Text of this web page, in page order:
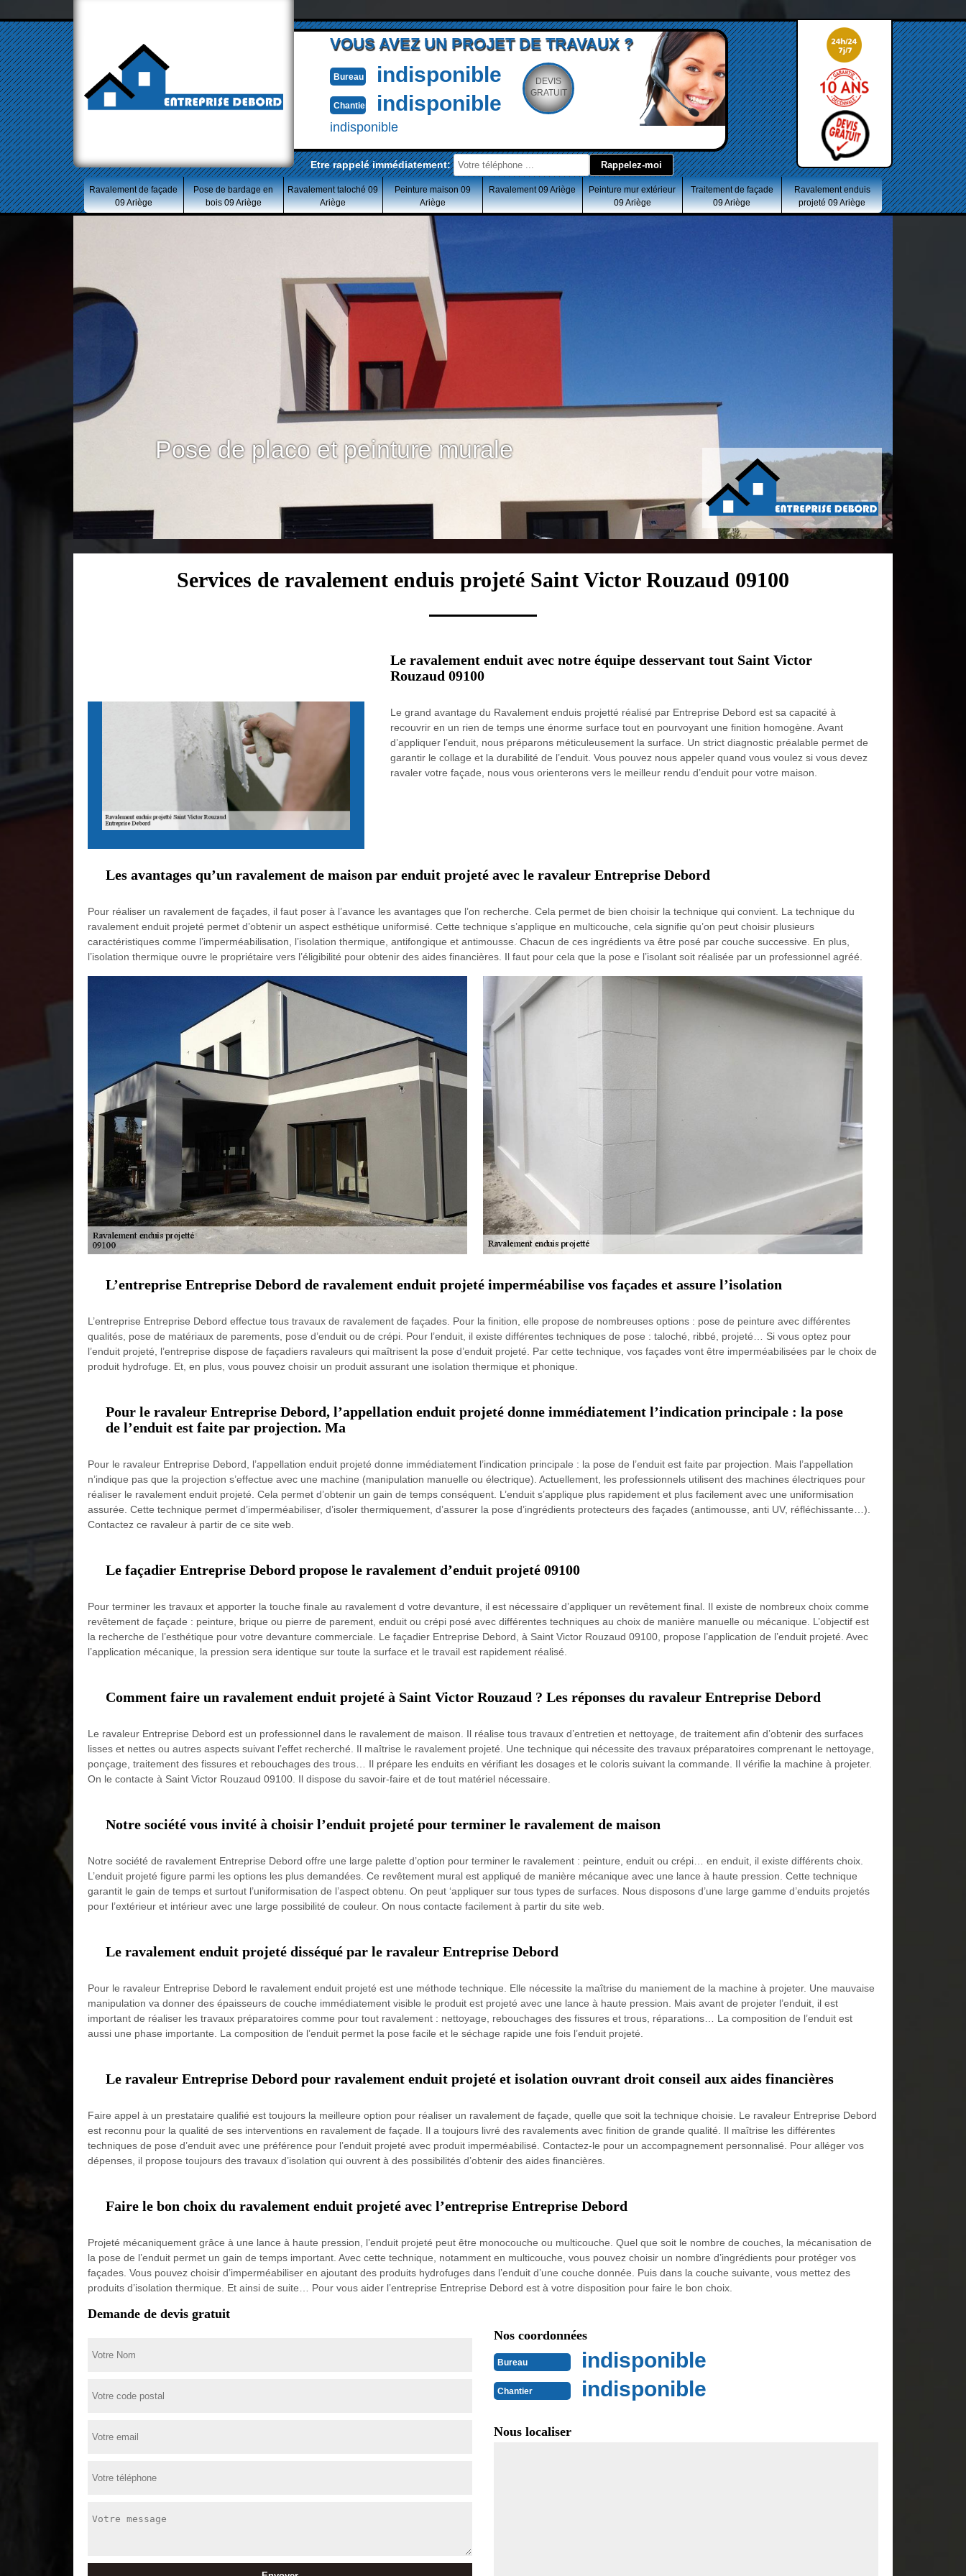
VOUS AVEZ UN PROJET DE TRAVAUX ?
Bureau indisponible
Chantier indisponible
indisponible
DEVIS
GRATUIT
Etre rappelé immédiatement:
Ravalement de façade
09 Ariège
Pose de bardage en
bois 09 Ariège
Ravalement taloché 09
Ariège
Peinture maison 09
Ariège
Ravalement 09 Ariège
Peinture mur extérieur
09 Ariège
Traitement de façade
09 Ariège
Ravalement enduis
projeté 09 Ariège
Pose de placo et peinture murale
Services de ravalement enduis projeté Saint Victor Rouzaud 09100
Le ravalement enduit avec notre équipe desservant tout Saint Victor
Rouzaud 09100
Le grand avantage du Ravalement enduis projetté réalisé par Entreprise Debord est sa capacité à
recouvrir en un rien de temps une énorme surface tout en pourvoyant une finition homogène. Avant
d’appliquer l’enduit, nous préparons méticuleusement la surface. Un strict diagnostic préalable permet de
garantir le collage et la durabilité de l’enduit. Vous pouvez nous appeler quand vous voulez si vous devez
ravaler votre façade, nous vous orienterons vers le meilleur rendu d’enduit pour votre maison.
Les avantages qu’un ravalement de maison par enduit projeté avec le ravaleur Entreprise Debord
Pour réaliser un ravalement de façades, il faut poser à l’avance les avantages que l’on recherche. Cela permet de bien choisir la technique qui convient. La technique du
ravalement enduit projeté permet d’obtenir un aspect esthétique uniformisé. Cette technique s’applique en multicouche, cela signifie qu’on peut choisir plusieurs
caractéristiques comme l’imperméabilisation, l’isolation thermique, antifongique et antimousse. Chacun de ces ingrédients va être posé par couche successive. En plus,
l’isolation thermique ouvre le propriétaire vers l’éligibilité pour obtenir des aides financières. Il faut pour cela que la pose e l’isolant soit réalisée par un professionnel agréé.
L’entreprise Entreprise Debord de ravalement enduit projeté imperméabilise vos façades et assure l’isolation
L’entreprise Entreprise Debord effectue tous travaux de ravalement de façades. Pour la finition, elle propose de nombreuses options : pose de peinture avec différentes
qualités, pose de matériaux de parements, pose d’enduit ou de crépi. Pour l’enduit, il existe différentes techniques de pose : taloché, ribbé, projeté… Si vous optez pour
l’enduit projeté, l’entreprise dispose de façadiers ravaleurs qui maîtrisent la pose d’enduit projeté. Par cette technique, vos façades vont être imperméabilisées par le choix de
produit hydrofuge. Et, en plus, vous pouvez choisir un produit assurant une isolation thermique et phonique.
Pour le ravaleur Entreprise Debord, l’appellation enduit projeté donne immédiatement l’indication principale : la pose
de l’enduit est faite par projection. Ma
Pour le ravaleur Entreprise Debord, l’appellation enduit projeté donne immédiatement l’indication principale : la pose de l’enduit est faite par projection. Mais l’appellation
n’indique pas que la projection s’effectue avec une machine (manipulation manuelle ou électrique). Actuellement, les professionnels utilisent des machines électriques pour
réaliser le ravalement enduit projeté. Cela permet d’obtenir un gain de temps conséquent. L’enduit s’applique plus rapidement et plus facilement avec une uniformisation
assurée. Cette technique permet d’imperméabiliser, d’isoler thermiquement, d’assurer la pose d’ingrédients protecteurs des façades (antimousse, anti UV, réfléchissante…).
Contactez ce ravaleur à partir de ce site web.
Le façadier Entreprise Debord propose le ravalement d’enduit projeté 09100
Pour terminer les travaux et apporter la touche finale au ravalement d votre devanture, il est nécessaire d’appliquer un revêtement final. Il existe de nombreux choix comme
revêtement de façade : peinture, brique ou pierre de parement, enduit ou crépi posé avec différentes techniques au choix de manière manuelle ou mécanique. L’objectif est
la recherche de l’esthétique pour votre devanture commerciale. Le façadier Entreprise Debord, à Saint Victor Rouzaud 09100, propose l’application de l’enduit projeté. Avec
l’application mécanique, la pression sera identique sur toute la surface et le travail est rapidement réalisé.
Comment faire un ravalement enduit projeté à Saint Victor Rouzaud ? Les réponses du ravaleur Entreprise Debord
Le ravaleur Entreprise Debord est un professionnel dans le ravalement de maison. Il réalise tous travaux d’entretien et nettoyage, de traitement afin d’obtenir des surfaces
lisses et nettes ou autres aspects suivant l’effet recherché. Il maîtrise le ravalement projeté. Une technique qui nécessite des travaux préparatoires comprenant le nettoyage,
ponçage, traitement des fissures et rebouchages des trous… Il prépare les enduits en vérifiant les dosages et le coloris suivant la commande. Il vérifie la machine à projeter.
On le contacte à Saint Victor Rouzaud 09100. Il dispose du savoir-faire et de tout matériel nécessaire.
Notre société vous invité à choisir l’enduit projeté pour terminer le ravalement de maison
Notre société de ravalement Entreprise Debord offre une large palette d’option pour terminer le ravalement : peinture, enduit ou crépi… en enduit, il existe différents choix.
L’enduit projeté figure parmi les options les plus demandées. Ce revêtement mural est appliqué de manière mécanique avec une lance à haute pression. Cette technique
garantit le gain de temps et surtout l’uniformisation de l’aspect obtenu. On peut ‘appliquer sur tous types de surfaces. Nous disposons d’une large gamme d’enduits projetés
pour l’extérieur et intérieur avec une large possibilité de couleur. On nous contacte facilement à partir du site web.
Le ravalement enduit projeté disséqué par le ravaleur Entreprise Debord
Pour le ravaleur Entreprise Debord le ravalement enduit projeté est une méthode technique. Elle nécessite la maîtrise du maniement de la machine à projeter. Une mauvaise
manipulation va donner des épaisseurs de couche immédiatement visible le produit est projeté avec une lance à haute pression. Mais avant de projeter l’enduit, il est
important de réaliser les travaux préparatoires comme pour tout ravalement : nettoyage, rebouchages des fissures et trous, réparations… La composition de l’enduit est
aussi une phase importante. La composition de l’enduit permet la pose facile et le séchage rapide une fois l’enduit projeté.
Le ravaleur Entreprise Debord pour ravalement enduit projeté et isolation ouvrant droit conseil aux aides financières
Faire appel à un prestataire qualifié est toujours la meilleure option pour réaliser un ravalement de façade, quelle que soit la technique choisie. Le ravaleur Entreprise Debord
est reconnu pour la qualité de ses interventions en ravalement de façade. Il a toujours livré des ravalements avec finition de grande qualité. Il maîtrise les différentes
techniques de pose d’enduit avec une préférence pour l’enduit projeté avec produit imperméabilisé. Contactez-le pour un accompagnement personnalisé. Pour alléger vos
dépenses, il propose toujours des travaux d’isolation qui ouvrent à des possibilités d’obtenir des aides financières.
Faire le bon choix du ravalement enduit projeté avec l’entreprise Entreprise Debord
Projeté mécaniquement grâce à une lance à haute pression, l’enduit projeté peut être monocouche ou multicouche. Quel que soit le nombre de couches, la mécanisation de
la pose de l’enduit permet un gain de temps important. Avec cette technique, notamment en multicouche, vous pouvez choisir un nombre d’ingrédients pour protéger vos
façades. Vous pouvez choisir d’imperméabiliser en ajoutant des produits hydrofuges dans l’enduit d’une couche donnée. Puis dans la couche suivante, vous mettez des
produits d’isolation thermique. Et ainsi de suite… Pour vous aider l’entreprise Entreprise Debord est à votre disposition pour faire le bon choix.
Demande de devis gratuit
Nos coordonnées
Bureau indisponible
Chantier indisponible
Nous localiser